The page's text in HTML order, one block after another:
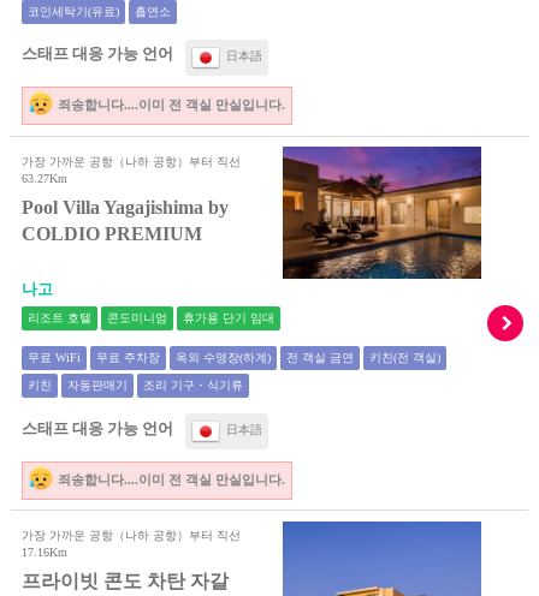
코인세탁기(유료) 흡연소
스태프 대응 가능 언어 日本語
죄송합니다....이미 전 객실 만실입니다.
가장 가까운 공항（나하 공항）부터 직선
63.27Km
Pool Villa Yagajishima by
COLDIO PREMIUM
나고
리조트 호텔 콘도미니엄 휴가용 단기 임대
무료 WiFi 무료 주차장 옥외 수영장(하계) 전 객실 금연 키친(전 객실)
키친 자동판매기 조리 기구・식기류
스태프 대응 가능 언어 日本語
죄송합니다....이미 전 객실 만실입니다.
가장 가까운 공항（나하 공항）부터 직선
17.16Km
프라이빗 콘도 차탄 자갈